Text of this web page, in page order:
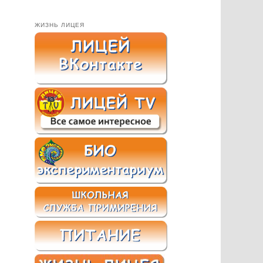
ЖИЗНЬ ЛИЦЕЯ